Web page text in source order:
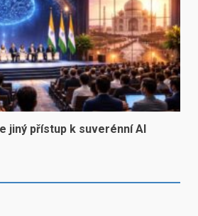
jiný přístup k suverénní AI